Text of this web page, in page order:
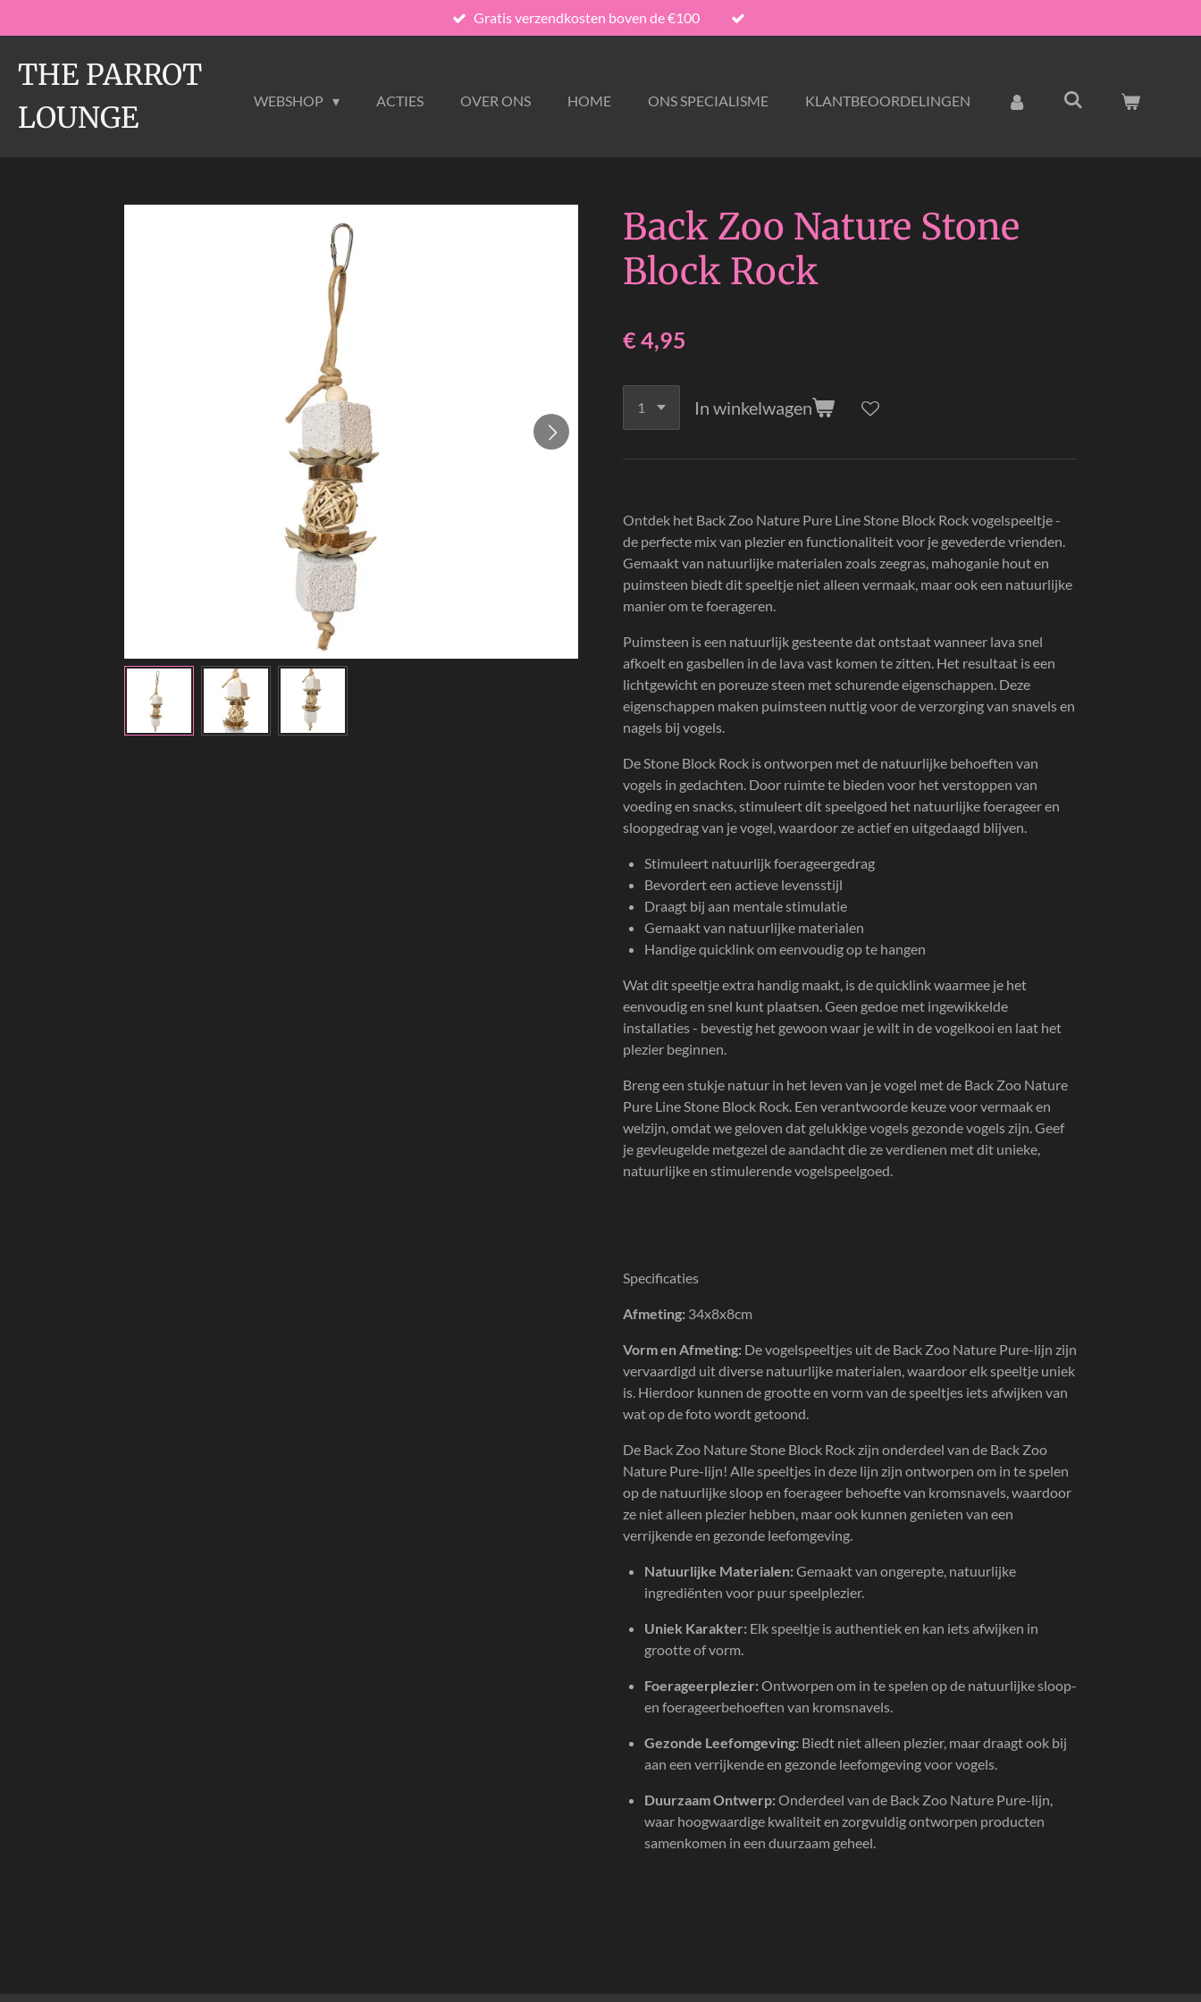
direct
naar
de
hoofdinhoud
Gratis verzendkosten boven de €100
THE PARROT
LOUNGE
WEBSHOP ACTIES OVER ONS HOME ONS SPECIALISME KLANTBEOORDELINGEN
Back Zoo Nature Stone
Block Rock
€ 4,95
In winkelwagen
Ontdek het Back Zoo Nature Pure Line Stone Block Rock vogelspeeltje -
de perfecte mix van plezier en functionaliteit voor je gevederde vrienden.
Gemaakt van natuurlijke materialen zoals zeegras, mahoganie hout en
puimsteen biedt dit speeltje niet alleen vermaak, maar ook een natuurlijke
manier om te foerageren.
Puimsteen is een natuurlijk gesteente dat ontstaat wanneer lava snel
afkoelt en gasbellen in de lava vast komen te zitten. Het resultaat is een
lichtgewicht en poreuze steen met schurende eigenschappen. Deze
eigenschappen maken puimsteen nuttig voor de verzorging van snavels en
nagels bij vogels.
De Stone Block Rock is ontworpen met de natuurlijke behoeften van
vogels in gedachten. Door ruimte te bieden voor het verstoppen van
voeding en snacks, stimuleert dit speelgoed het natuurlijke foerageer en
sloopgedrag van je vogel, waardoor ze actief en uitgedaagd blijven.
Stimuleert natuurlijk foerageergedrag
Bevordert een actieve levensstijl
Draagt bij aan mentale stimulatie
Gemaakt van natuurlijke materialen
Handige quicklink om eenvoudig op te hangen
Wat dit speeltje extra handig maakt, is de quicklink waarmee je het
eenvoudig en snel kunt plaatsen. Geen gedoe met ingewikkelde
installaties - bevestig het gewoon waar je wilt in de vogelkooi en laat het
plezier beginnen.
Breng een stukje natuur in het leven van je vogel met de Back Zoo Nature
Pure Line Stone Block Rock. Een verantwoorde keuze voor vermaak en
welzijn, omdat we geloven dat gelukkige vogels gezonde vogels zijn. Geef
je gevleugelde metgezel de aandacht die ze verdienen met dit unieke,
natuurlijke en stimulerende vogelspeelgoed.
Specificaties
Afmeting: 34x8x8cm
Vorm en Afmeting: De vogelspeeltjes uit de Back Zoo Nature Pure-lijn zijn
vervaardigd uit diverse natuurlijke materialen, waardoor elk speeltje uniek
is. Hierdoor kunnen de grootte en vorm van de speeltjes iets afwijken van
wat op de foto wordt getoond.
De Back Zoo Nature Stone Block Rock zijn onderdeel van de Back Zoo
Nature Pure-lijn! Alle speeltjes in deze lijn zijn ontworpen om in te spelen
op de natuurlijke sloop en foerageer behoefte van kromsnavels, waardoor
ze niet alleen plezier hebben, maar ook kunnen genieten van een
verrijkende en gezonde leefomgeving.
Natuurlijke Materialen:Gemaakt van ongerepte, natuurlijke
ingrediënten voor puur speelplezier.
Uniek Karakter: Elk speeltje is authentiek en kan iets afwijken in
grootte of vorm.
Foerageerplezier:Ontworpen om in te spelen op de natuurlijke sloop-
en foerageerbehoeften van kromsnavels.
Gezonde Leefomgeving: Biedt niet alleen plezier, maar draagt ook bij
aan een verrijkende en gezonde leefomgeving voor vogels.
Duurzaam Ontwerp:Onderdeel van de Back Zoo Nature Pure-lijn,
waar hoogwaardige kwaliteit en zorgvuldig ontworpen producten
samenkomen in een duurzaam geheel.